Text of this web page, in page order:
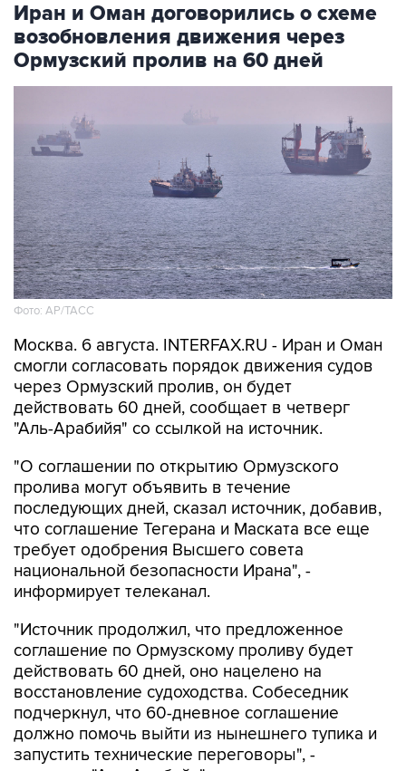
Иран и Оман договорились о схеме
возобновления движения через
Ормузский пролив на 60 дней
Фото: AP/ТАСС
Москва. 6 августа. INTERFAX.RU - Иран и Оман
смогли согласовать порядок движения судов
через Ормузский пролив, он будет
действовать 60 дней, сообщает в четверг
"Аль-Арабийя" со ссылкой на источник.
"О соглашении по открытию Ормузского
пролива могут объявить в течение
последующих дней, сказал источник, добавив,
что соглашение Тегерана и Маската все еще
требует одобрения Высшего совета
национальной безопасности Ирана", -
информирует телеканал.
"Источник продолжил, что предложенное
соглашение по Ормузскому проливу будет
действовать 60 дней, оно нацелено на
восстановление судоходства. Собеседник
подчеркнул, что 60-дневное соглашение
должно помочь выйти из нынешнего тупика и
запустить технические переговоры", -